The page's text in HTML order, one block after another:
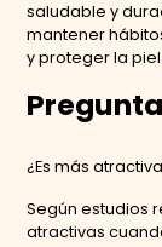
saludable y
mantener
y proteger la
¿Es más
Según estudios
atractivas